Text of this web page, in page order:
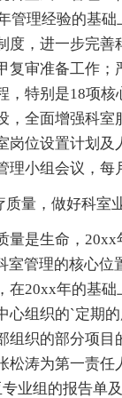
管理经验的基础
度，进一步完善
复审准备工作；
，特别是18项核
，全面增强科室
岗位设置计划及
理小组会议，每
量，做好科室
是生命，20xx
室管理的核心位
在20xx年的基础
心组织的`定期
组织的部分项目
松涛为第一责任
业组的报告单